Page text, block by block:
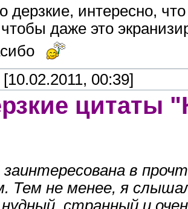
дерзкие, интересно,
даже это
[10.02.2011, 00:39]
цитаты
в
Тем не менее, я
странный и